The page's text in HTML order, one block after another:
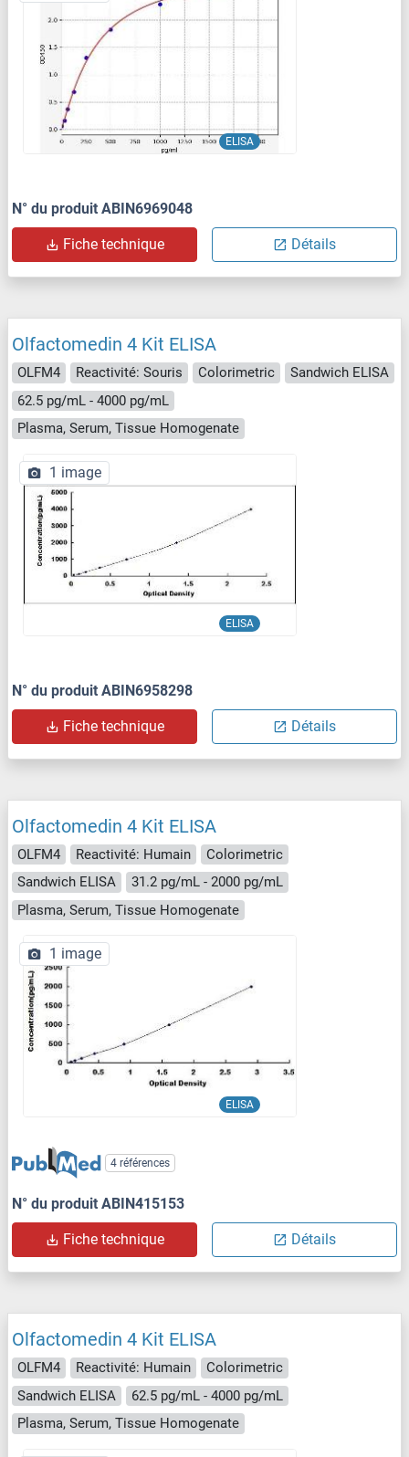
ELISA
N° du produit ABIN6969048
Fiche technique Détails
Olfactomedin 4 Kit ELISA
OLFM4 Reactivité: Souris Colorimetric
Sandwich ELISA
62.5 pg/mL - 4000 pg/mL
Plasma, Serum, Tissue Homogenate
ELISA
1 image
N° du produit ABIN6958298
Fiche technique Détails
Olfactomedin 4 Kit ELISA
OLFM4 Reactivité: Humain
Colorimetric
Sandwich ELISA
31.2 pg/mL - 2000 pg/mL
Plasma, Serum, Tissue Homogenate
ELISA
1 image
4 références
N° du produit ABIN415153
Fiche technique Détails
Olfactomedin 4 Kit ELISA
OLFM4 Reactivité: Humain
Colorimetric
Sandwich ELISA
62.5 pg/mL - 4000 pg/mL
Plasma, Serum, Tissue Homogenate